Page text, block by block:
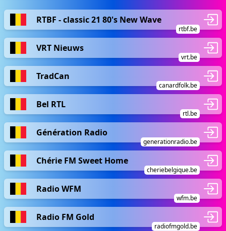
RTBF - classic 21 80's New Wave
rtbf.be
VRT Nieuws
vrt.be
TradCan
canardfolk.be
Bel RTL
rtl.be
Génération Radio
generationradio.be
Chérie FM Sweet Home
cheriebelgique.be
Radio WFM
wfm.be
Radio FM Gold
radiofmgold.be